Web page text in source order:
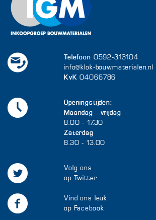
Telefoon 0592-313104
info@klok-bouwmaterialen.nl
KvK 04066786
Openingstijden:
Maandag - vrijdag
8.00 - 17.30
Zaterdag
8.30 - 13.00
Volg ons
op Twitter
Vind ons leuk
op Facebook